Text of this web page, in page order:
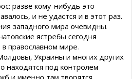
разве кому-нибудь это
и не удастся и в этот раз.
западного мира очевидны.
ястребы сегодня
православном мире.
Украины и многих других
находятся под контролем
и именно там творятся